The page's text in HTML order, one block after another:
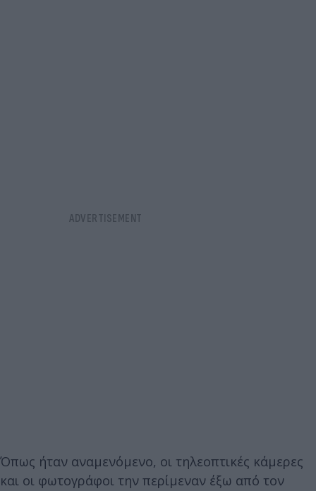
Όπως ήταν αναμενόμενο, οι τηλεοπτικές κάμερες
και οι φωτογράφοι την περίμεναν έξω από τον